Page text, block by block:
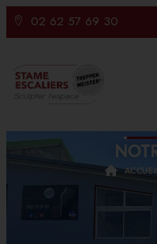
02 62 57 69 30
ACCUEIL